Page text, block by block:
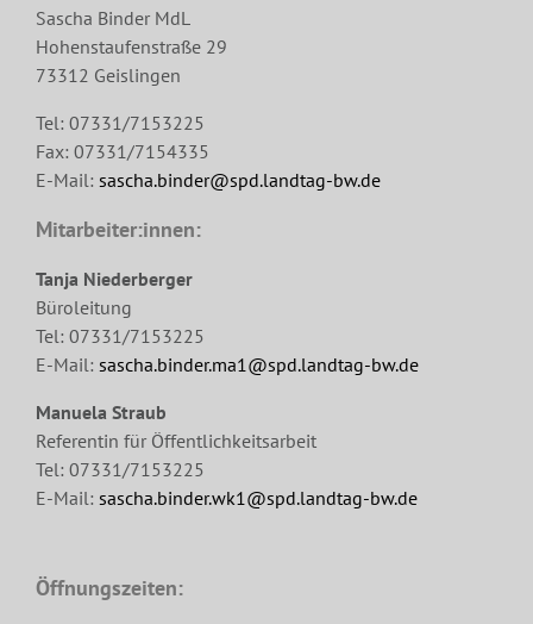
Sascha Binder MdL
Hohenstaufenstraße 29
73312 Geislingen
Tel: 07331/7153225
Fax: 07331/7154335
E-Mail: sascha.binder@spd.landtag-bw.de
Mitarbeiter:innen:
Tanja Niederberger
Büroleitung
Tel: 07331/7153225
E-Mail: sascha.binder.ma1@spd.landtag-bw.de
Manuela Straub
Referentin für Öffentlichkeitsarbeit
Tel: 07331/7153225
E-Mail: sascha.binder.wk1@spd.landtag-bw.de
Öffnungszeiten: